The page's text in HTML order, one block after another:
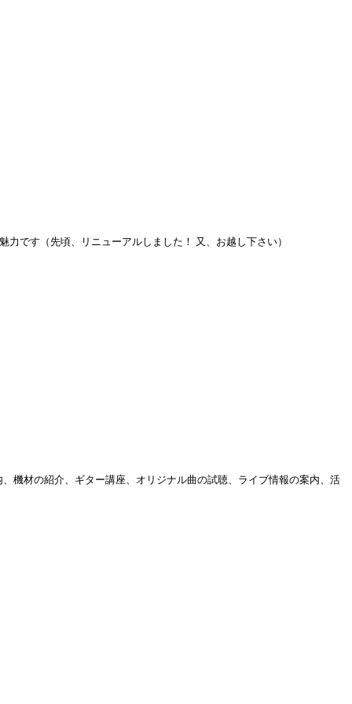
です（先頃、リニューアルしました！ 又、お越し下さい）
機材の紹介、ギター講座、オリジナル曲の試聴、ライブ情報の案内、活